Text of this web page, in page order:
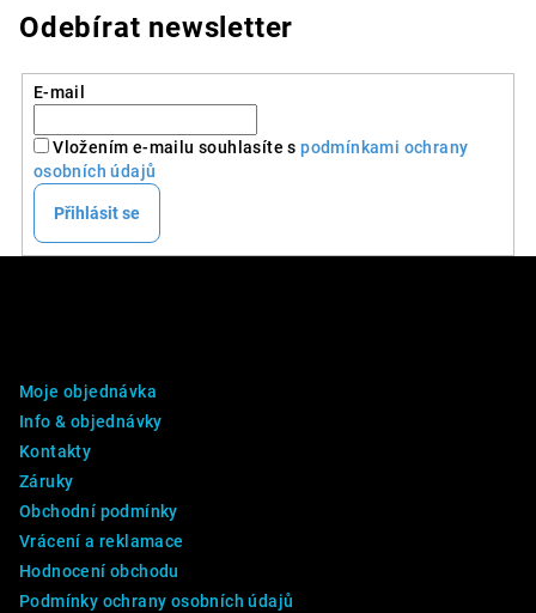
Odebírat newsletter
E-mail
Vložením e-mailu souhlasíte spodmínkami ochrany
osobních údajů
Přihlásit se
Moje objednávka
Info & objednávky
Kontakty
Záruky
Obchodní podmínky
Vrácení a reklamace
Hodnocení obchodu
Podmínky ochrany osobních údajů